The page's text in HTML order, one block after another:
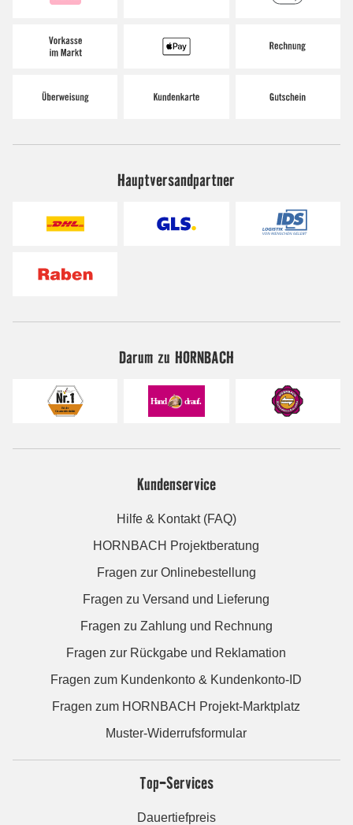
Hauptversandpartner
Darum zu HORNBACH
Kundenservice
Hilfe & Kontakt (FAQ)
HORNBACH Projektberatung
Fragen zur Onlinebestellung
Fragen zu Versand und Lieferung
Fragen zu Zahlung und Rechnung
Fragen zur Rückgabe und Reklamation
Fragen zum Kundenkonto & Kundenkonto-ID
Fragen zum HORNBACH Projekt-Marktplatz
Muster-Widerrufsformular
Top-Services
Dauertiefpreis